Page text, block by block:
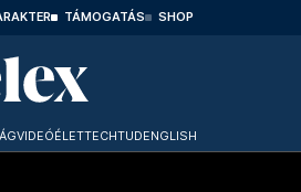
TÁMOGATÁS SHOP
VIDEÓÉLETTECHTUDENGLISH